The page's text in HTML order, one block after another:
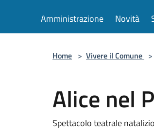
Amministrazione Novità
Home > Vivere il Comune >
Alice nel
Spettacolo teatrale